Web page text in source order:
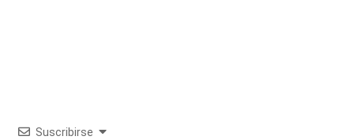
Suscribirse